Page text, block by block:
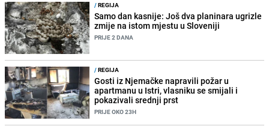
/REGIJA
Samo dan kasnije: Još dva planinara ugrizle
zmije na istom mjestu u Sloveniji
PRIJE 2 DANA
/REGIJA
Gosti iz Njemačke napravili požar u
apartmanu u Istri, vlasniku se smijali i
pokazivali srednji prst
PRIJE OKO 23H